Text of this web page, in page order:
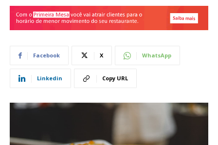
Facebook X WhatsApp
Linkedin Copy URL